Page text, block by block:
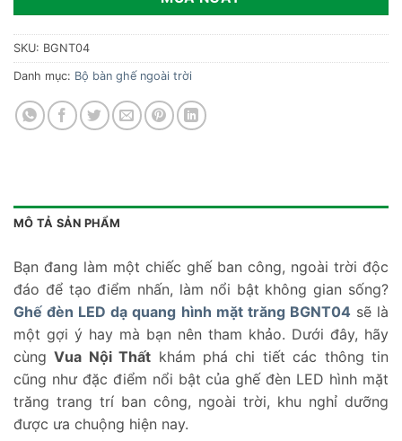
SKU: BGNT04
Danh mục: Bộ bàn ghế ngoài trời
MÔ TẢ SẢN PHẨM
Bạn đang làm một chiếc ghế ban công, ngoài trời độc
đáo để tạo điểm nhấn, làm nổi bật không gian sống?
Ghế đèn LED dạ quang hình mặt trăng BGNT04 sẽ là
một gợi ý hay mà bạn nên tham khảo. Dưới đây, hãy
cùngVua Nội Thất khám phá chi tiết các thông tin
cũng như đặc điểm nổi bật của ghế đèn LED hình mặt
trăng trang trí ban công, ngoài trời, khu nghỉ dưỡng
được ưa chuộng hiện nay.